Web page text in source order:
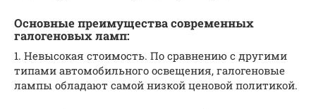
Основные преимущества современных
галогеновых ламп:
1. Невысокая стоимость. По сравнению с другими
типами автомобильного освещения, галогеновые
лампы обладают самой низкой ценовой политикой.